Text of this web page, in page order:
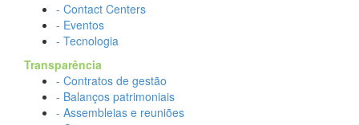
- Contact Centers
- Eventos
- Tecnologia
Transparência
- Contratos de gestão
- Balanços patrimoniais
- Assembleias e reuniões